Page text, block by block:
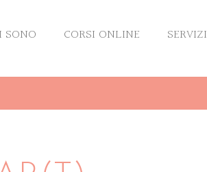
SONO CORSI ONLINE SERVIZI